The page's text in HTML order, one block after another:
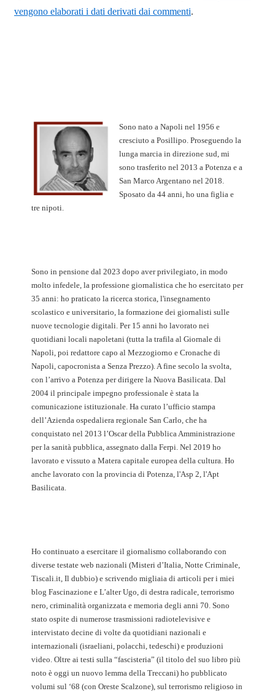
vengono elaborati i dati derivati dai commenti.
Sono nato a Napoli nel 1956 e
cresciuto a Posillipo. Proseguendo la
lunga marcia in direzione sud, mi
sono trasferito nel 2013 a Potenza e a
San Marco Argentano nel 2018.
Sposato da 44 anni, ho una figlia e
tre nipoti.
Sono in pensione dal 2023 dopo aver privilegiato, in modo
molto infedele, la professione giornalistica che ho esercitato per
35 anni: ho praticato la ricerca storica, l'insegnamento
scolastico e universitario, la formazione dei giornalisti sulle
nuove tecnologie digitali. Per 15 anni ho lavorato nei
quotidiani locali napoletani (tutta la trafila al Giornale di
Napoli, poi redattore capo al Mezzogiorno e Cronache di
Napoli, capocronista a Senza Prezzo). A fine secolo la svolta,
con l’arrivo a Potenza per dirigere la Nuova Basilicata. Dal
2004 il principale impegno professionale è stata la
comunicazione istituzionale. Ha curato l’ufficio stampa
dell’Azienda ospedaliera regionale San Carlo, che ha
conquistato nel 2013 l’Oscar della Pubblica Amministrazione
per la sanità pubblica, assegnato dalla Ferpi. Nel 2019 ho
lavorato e vissuto a Matera capitale europea della cultura. Ho
anche lavorato con la provincia di Potenza, l'Asp 2, l'Apt
Basilicata.
Ho continuato a esercitare il giornalismo collaborando con
diverse testate web nazionali (Misteri d’Italia, Notte Criminale,
Tiscali.it, Il dubbio) e scrivendo migliaia di articoli per i miei
blog Fascinazione e L’alter Ugo, di destra radicale, terrorismo
nero, criminalità organizzata e memoria degli anni 70. Sono
stato ospite di numerose trasmissioni radiotelevisive e
intervistato decine di volte da quotidiani nazionali e
internazionali (israeliani, polacchi, tedeschi) e produzioni
video. Oltre ai testi sulla “fascisteria” (il titolo del suo libro più
noto è oggi un nuovo lemma della Treccani) ho pubblicato
volumi sul ‘68 (con Oreste Scalzone), sul terrorismo religioso in